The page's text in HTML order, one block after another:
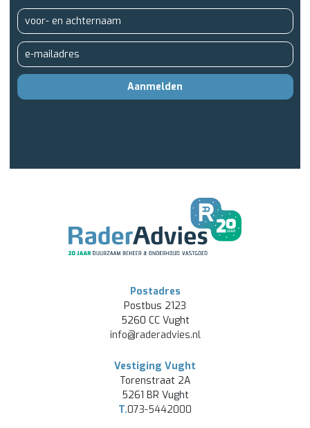
Aanmelden
Postadres
Postbus 2123
5260 CC Vught
info@raderadvies.nl
Vestiging Vught
Torenstraat 2A
5261 BR Vught
T.073-5442000